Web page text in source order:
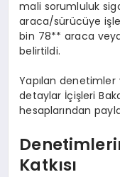
mali sorumluluk
araca/sürücüye
bin 78** araca
belirtildi.
Yapılan
detaylar İçişleri
hesaplarından
Katkısı